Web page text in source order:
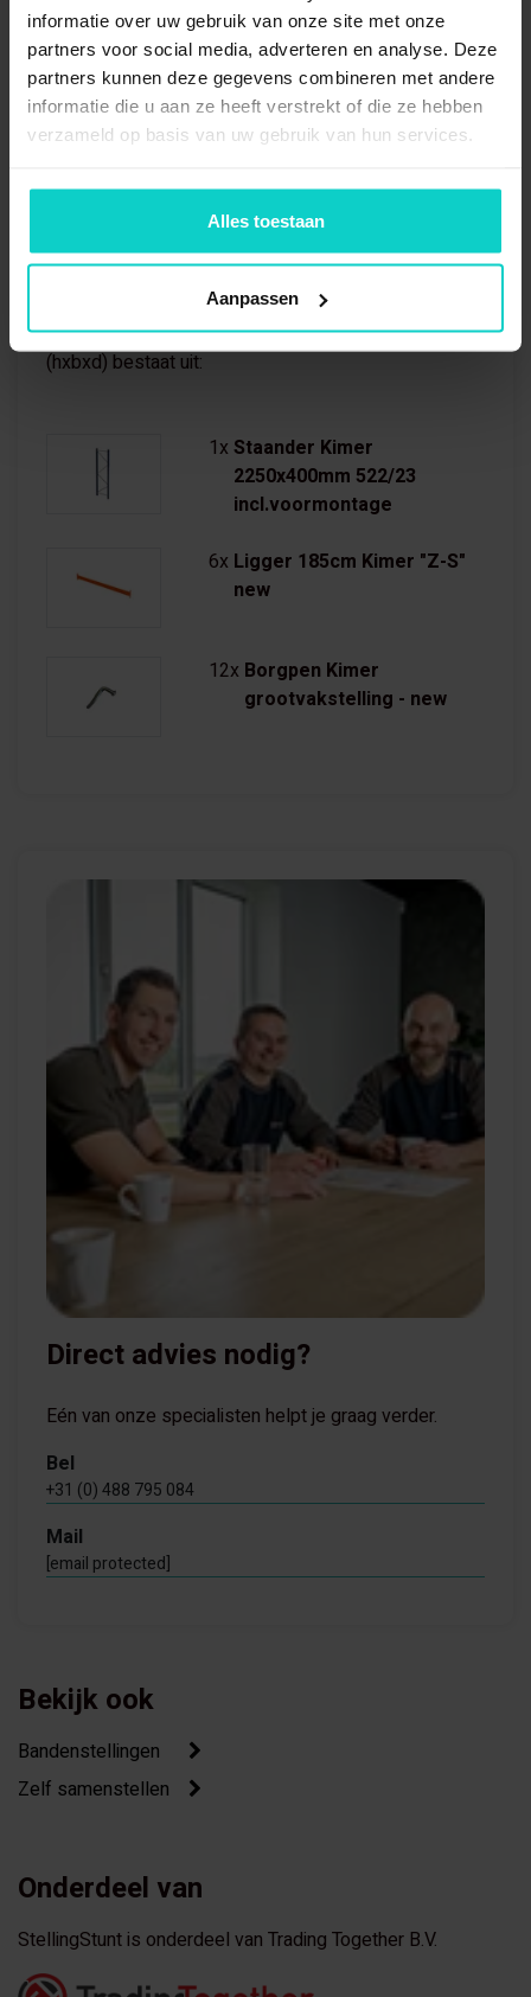
informatie over uw gebruik van onze site met onze
partners voor social media, adverteren en analyse. Deze
partners kunnen deze gegevens combineren met andere
informatie die u aan ze heeft verstrekt of die ze hebben
verzameld op basis van uw gebruik van hun services.
Alles toestaan
Aanpassen
Hoogte
2250 mm
Diepte
400 mm
Aantal Niveaus
3 niveaus
Wat is inbegrepen?
Bandenstelling Aanbouwvak 2250x1900x400mm
(hxbxd) bestaat uit:
1x Staander Kimer
2250x400mm 522/23
incl.voormontage
6x Ligger 185cm Kimer "Z-S"
new
12x Borgpen Kimer
grootvakstelling - new
Direct advies nodig?
Eén van onze specialisten helpt je graag verder.
Bel
+31 (0) 488 795 084
Mail
[email protected]
Bekijk ook
Bandenstellingen
Zelf samenstellen
Onderdeel van
StellingStunt is onderdeel van Trading Together B.V.